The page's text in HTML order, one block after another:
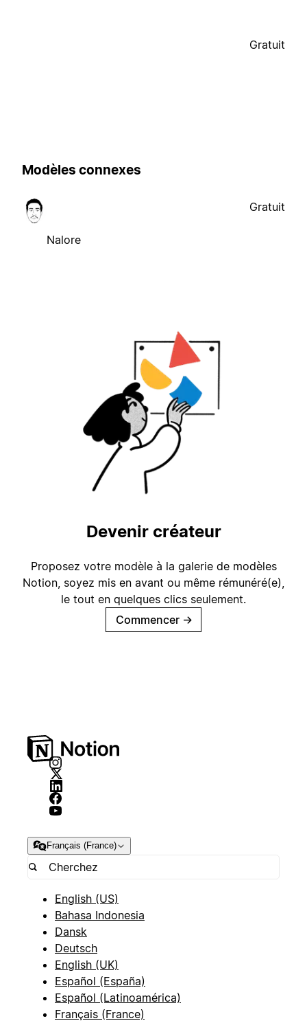
Gratuit
Modèles connexes
Nalore
Gratuit
Devenir créateur
Proposez votre modèle à la galerie de modèles
Notion, soyez mis en avant ou même rémunéré(e),
le tout en quelques clics seulement.
Commencer →
Français (France)
English (US)
Bahasa Indonesia
Dansk
Deutsch
English (UK)
Español (España)
Español (Latinoamérica)
Français (France)